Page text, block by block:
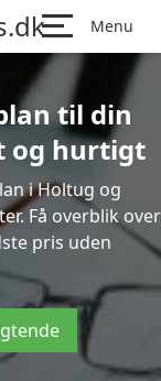
Menu
til din
og hurtigt
i Holtug og
Få overblik over
pris uden